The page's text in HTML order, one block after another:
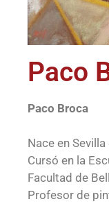
Paco
Paco Broca
Nace en
Cursó en la
Facultad de
Profesor de